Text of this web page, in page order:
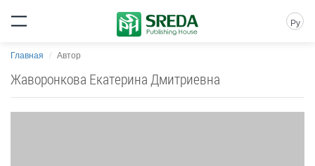
Ру
Главная Автор
Жаворонкова Екатерина Дмитриевна